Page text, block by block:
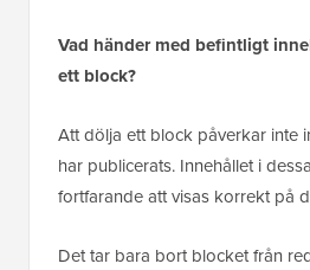
Vad händer med befintligt
ett block?
Att dölja ett block påverkar inte
har publicerats. Innehållet i
fortfarande att visas korrekt på
Det tar bara bort blocket från